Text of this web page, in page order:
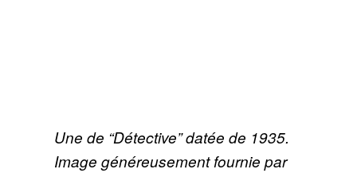
Une de “Détective” datée de 1935.
Image généreusement fournie par